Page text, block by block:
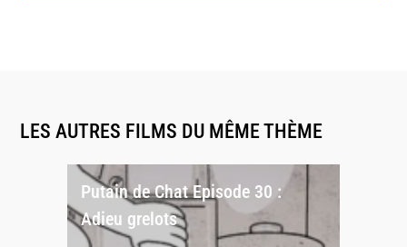
LES AUTRES FILMS DU MÊME THÈME
Putain de Chat Episode 30 :
Adieu grelots